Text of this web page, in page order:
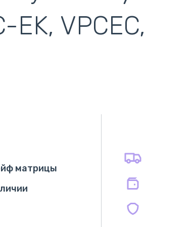
EK, VPCEC,
матрицы
из новой почты
расчёт
блоки питания 12 мес.